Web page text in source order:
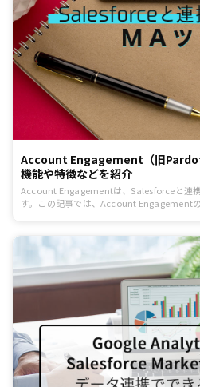
Account Engagement（旧Pardot
機能や特徴などを紹介
Account Engagementは、Salesforceと連
す。この記事では、Account Engagement